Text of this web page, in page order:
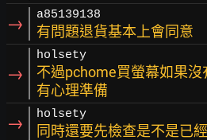
→ a85139138
有問題退貨基本上會同意
→
holsety
不過pchome買螢幕如果
有心理準備
→ holsety
同時還要先檢查是不是已